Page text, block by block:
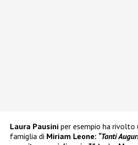
Laura Pausini per esempio ha rivolto
famiglia di Miriam Leone: “Tanti